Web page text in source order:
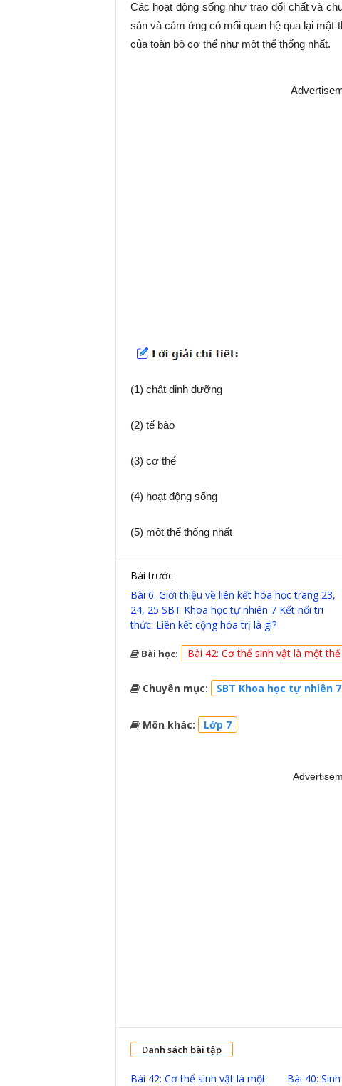
Các hoạt động sống như trao đổi chất và
sản và cảm ứng có mối quan hệ qua lại mật
của toàn bộ cơ thể như một thể thống nhất.
(1) chất dinh dưỡng
(2) tế bào
(3) cơ thể
(4) hoạt động sống
(5) một thể thống nhất
Bài trước
Bài 6. Giới thiệu về liên kết hóa học trang 23,
24, 25 SBT Khoa học tự nhiên 7 Kết nối tri
thức: Liên kết cộng hóa trị là gì?
Bài học: Bài 42: Cơ thể sinh vật là một
Chuyên mục: SBT Khoa học tự nhiên
Môn khác: Lớp 7
Danh sách bài tập
Bài 42: Cơ thể sinh vật là một Bài 40: